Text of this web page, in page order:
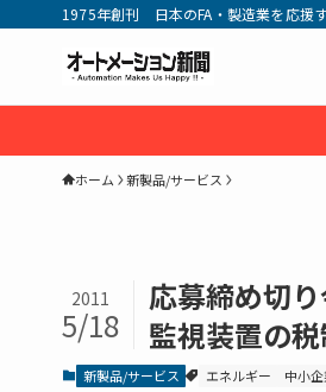
1975年創刊 日本のFA・製造業を応援
ホーム 新製品/サービス
応募締め切
監視装置の
2011
5/18
新製品/サービス エネルギー 中小